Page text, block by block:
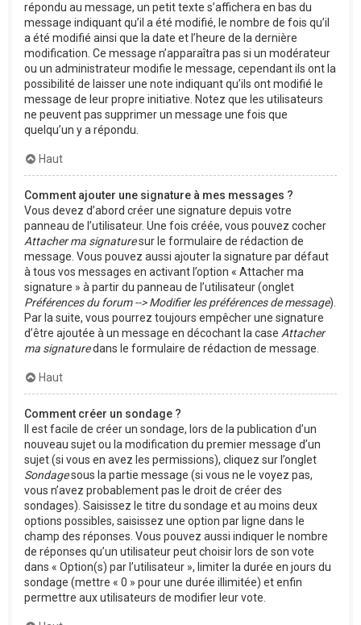
répondu au message, un petit texte s’affichera en bas du
message indiquant qu’il a été modifié, le nombre de fois qu’il
a été modifié ainsi que la date et l’heure de la dernière
modification. Ce message n’apparaîtra pas si un modérateur
ou un administrateur modifie le message, cependant ils ont la
possibilité de laisser une note indiquant qu’ils ont modifié le
message de leur propre initiative. Notez que les utilisateurs
ne peuvent pas supprimer un message une fois que
quelqu’un y a répondu.
Haut
Comment ajouter une signature à mes messages ?
Vous devez d’abord créer une signature depuis votre
panneau de l’utilisateur. Une fois créée, vous pouvez cocher
Attacher ma signaturesur le formulaire de rédaction de
message. Vous pouvez aussi ajouter la signature par défaut
à tous vos messages en activant l’option « Attacher ma
signature » à partir du panneau de l’utilisateur (onglet
Préférences du forum --> Modifier les préférences de message).
Par la suite, vous pourrez toujours empêcher une signature
d’être ajoutée à un message en décochant la case Attacher
ma signaturedans le formulaire de rédaction de message.
Haut
Comment créer un sondage ?
Il est facile de créer un sondage, lors de la publication d’un
nouveau sujet ou la modification du premier message d’un
sujet (si vous en avez les permissions), cliquez sur l’onglet
Sondagesous la partie message (si vous ne le voyez pas,
vous n’avez probablement pas le droit de créer des
sondages). Saisissez le titre du sondage et au moins deux
options possibles, saisissez une option par ligne dans le
champ des réponses. Vous pouvez aussi indiquer le nombre
de réponses qu’un utilisateur peut choisir lors de son vote
dans « Option(s) par l’utilisateur », limiter la durée en jours du
sondage (mettre « 0 » pour une durée illimitée) et enfin
permettre aux utilisateurs de modifier leur vote.